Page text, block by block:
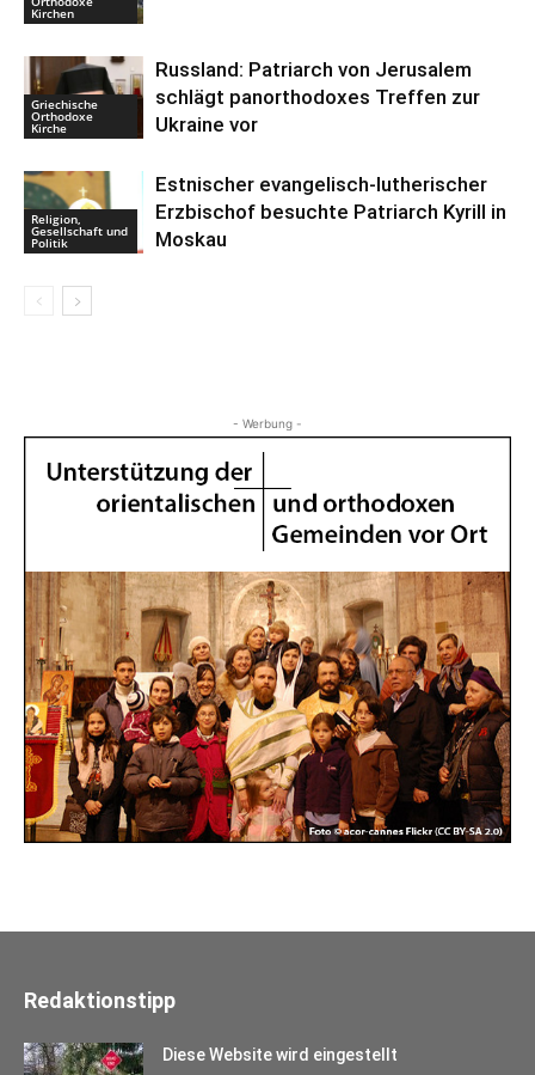
Kirchen
Griechische
Orthodoxe
Kirche
Russland: Patriarch von Jerusalem
schlägt panorthodoxes Treffen zur
Ukraine vor
Religion,
Gesellschaft und
Politik
Estnischer evangelisch-lutherischer
Erzbischof besuchte Patriarch Kyrill in
Moskau
- Werbung -
Redaktionstipp
Diese Website wird eingestellt